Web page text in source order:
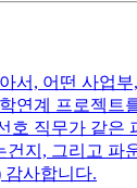
서, 어떤 사업부
연계 프로젝트
호 직무가 같은
지, 그리고 파
감사합니다.